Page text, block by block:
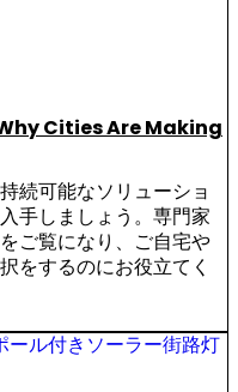
Cities Are Making
続可能なソリューショ
手しましょう。専門家
ご覧になり、ご自宅や
をするのにお役立てく